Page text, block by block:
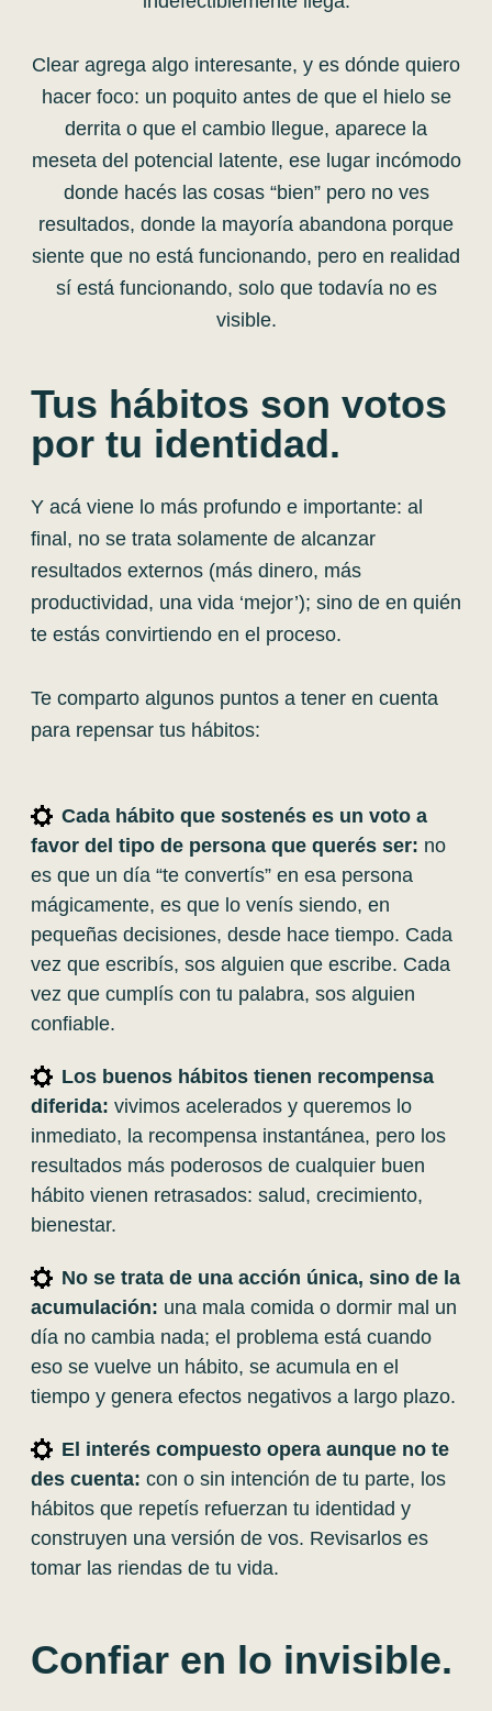
Clear agrega algo interesante, y es dónde quiero
hacer foco: un poquito antes de que el hielo se
derrita o que el cambio llegue, aparece la
meseta del potencial latente, ese lugar incómodo
donde hacés las cosas “bien” pero no ves
resultados, donde la mayoría abandona porque
siente que no está funcionando, pero en realidad
sí está funcionando, solo que todavía no es
visible.
Tus hábitos son votos
por tu identidad.
Y acá viene lo más profundo e importante: al
final, no se trata solamente de alcanzar
resultados externos (más dinero, más
productividad, una vida ‘mejor’); sino de en quién
te estás convirtiendo en el proceso.
Te comparto algunos puntos a tener en cuenta
para repensar tus hábitos:
Cada hábito que sostenés es un voto a
favor del tipo de persona que querés ser: no
es que un día “te convertís” en esa persona
mágicamente, es que lo venís siendo, en
pequeñas decisiones, desde hace tiempo. Cada
vez que escribís, sos alguien que escribe. Cada
vez que cumplís con tu palabra, sos alguien
confiable.
Los buenos hábitos tienen recompensa
diferida: vivimos acelerados y queremos lo
inmediato, la recompensa instantánea, pero los
resultados más poderosos de cualquier buen
hábito vienen retrasados: salud, crecimiento,
bienestar.
No se trata de una acción única, sino de la
acumulación: una mala comida o dormir mal un
día no cambia nada; el problema está cuando
eso se vuelve un hábito, se acumula en el
tiempo y genera efectos negativos a largo plazo.
El interés compuesto opera aunque no te
des cuenta: con o sin intención de tu parte, los
hábitos que repetís refuerzan tu identidad y
construyen una versión de vos. Revisarlos es
tomar las riendas de tu vida.
Confiar en lo invisible.